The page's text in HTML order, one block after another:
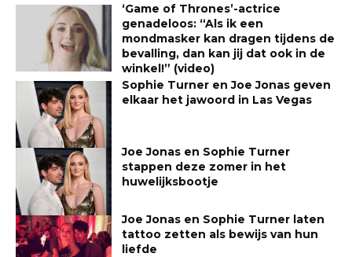
‘Game of Thrones’-actrice
genadeloos: “Als ik een
mondmasker kan dragen tijdens de
bevalling, dan kan jij dat ook in de
winkel!” (video)
Sophie Turner en Joe Jonas geven
elkaar het jawoord in Las Vegas
Joe Jonas en Sophie Turner
stappen deze zomer in het
huwelijksbootje
Joe Jonas en Sophie Turner laten
tattoo zetten als bewijs van hun
liefde